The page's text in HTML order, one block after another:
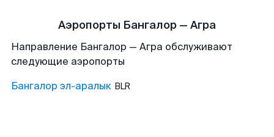
Аэропорты Бангалор — Агра
Направление Бангалор — Агра обслуживают
следующие аэропорты
Бангалор эл-аралык BLR